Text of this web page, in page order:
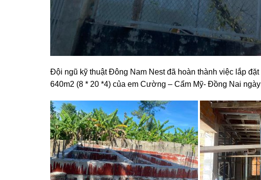
Đội ngũ kỹ thuật Đông Nam Nest đã hoàn thành việc lắp
640m2 (8 * 20 *4) của em Cường – Cẩm Mỹ- Đồng Nai